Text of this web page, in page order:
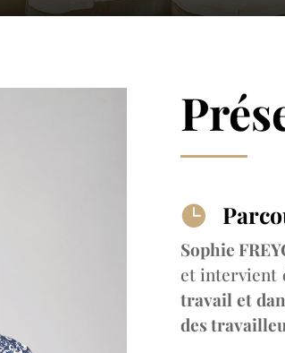

Sophie
et intervient
travail et
des